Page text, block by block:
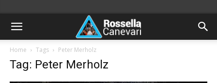
Home Tags Peter Merholz
Tag: Peter Merholz